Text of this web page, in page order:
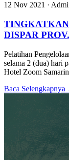
12 Nov 2021 ·
DISPAR
Pelatihan
selama 2 (dua) hari
Hotel Zoom
Baca Selengkapnya